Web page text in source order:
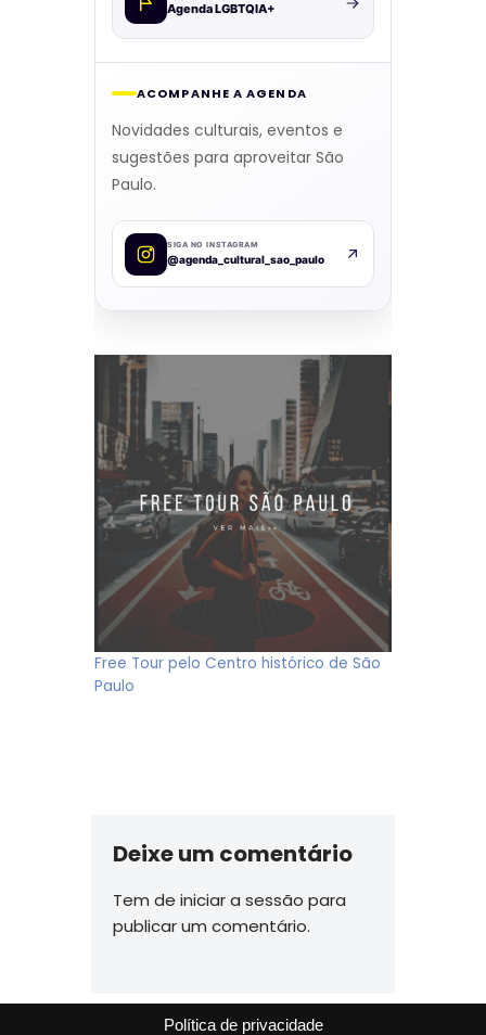
Agenda LGBTQIA+
ACOMPANHE A AGENDA
Novidades culturais, eventos e
sugestões para aproveitar São
Paulo.
SIGA NO INSTAGRAM
@agenda_cultural_sao_paulo
Free Tour pelo Centro histórico de São
Paulo
Deixe um comentário
Tem de iniciar a sessão para
publicar um comentário.
Política de privacidade